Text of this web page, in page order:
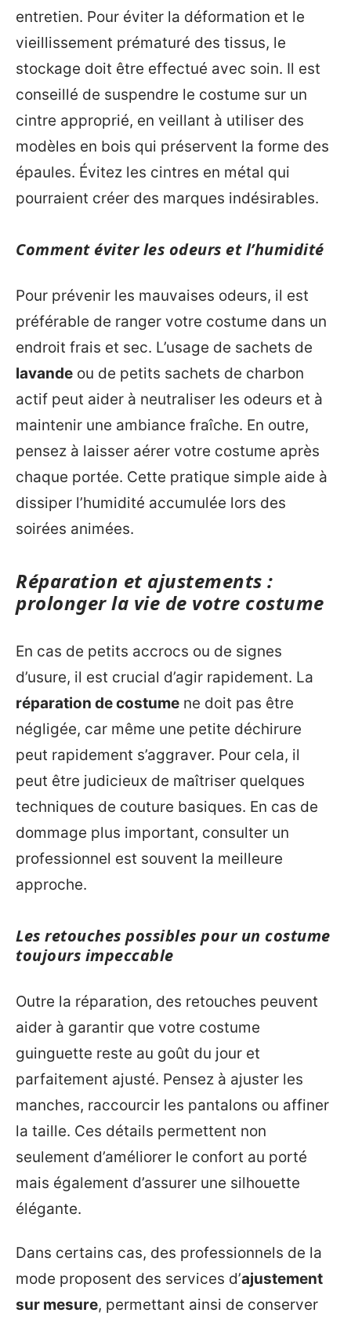
entretien. Pour éviter la déformation et le
vieillissement prématuré des tissus, le
stockage doit être effectué avec soin. Il est
conseillé de suspendre le costume sur un
cintre approprié, en veillant à utiliser des
modèles en bois qui préservent la forme des
épaules. Évitez les cintres en métal qui
pourraient créer des marques indésirables.
Comment éviter les odeurs et l’humidité
Pour prévenir les mauvaises odeurs, il est
préférable de ranger votre costume dans un
endroit frais et sec. L’usage de sachets de
lavande ou de petits sachets de charbon
actif peut aider à neutraliser les odeurs et à
maintenir une ambiance fraîche. En outre,
pensez à laisser aérer votre costume après
chaque portée. Cette pratique simple aide à
dissiper l’humidité accumulée lors des
soirées animées.
Réparation et ajustements :
prolonger la vie de votre costume
En cas de petits accrocs ou de signes
d’usure, il est crucial d’agir rapidement. La
réparation de costume ne doit pas être
négligée, car même une petite déchirure
peut rapidement s’aggraver. Pour cela, il
peut être judicieux de maîtriser quelques
techniques de couture basiques. En cas de
dommage plus important, consulter un
professionnel est souvent la meilleure
approche.
Les retouches possibles pour un costume
toujours impeccable
Outre la réparation, des retouches peuvent
aider à garantir que votre costume
guinguette reste au goût du jour et
parfaitement ajusté. Pensez à ajuster les
manches, raccourcir les pantalons ou affiner
la taille. Ces détails permettent non
seulement d’améliorer le confort au porté
mais également d’assurer une silhouette
élégante.
Dans certains cas, des professionnels de la
mode proposent des services d’ajustement
sur mesure, permettant ainsi de conserver